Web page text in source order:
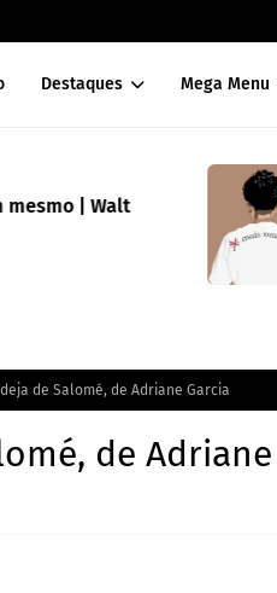
Destaques Mega Menu
mesmo | Walt
de Salomé, de Adriane Garcia
de